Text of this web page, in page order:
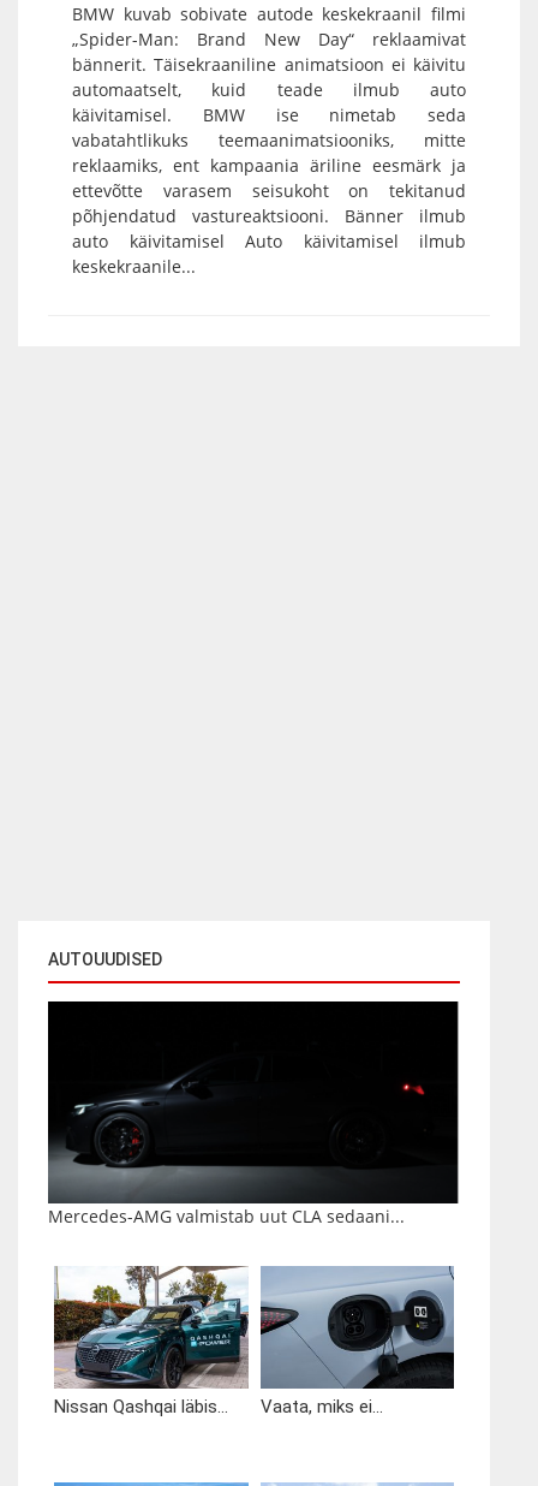
AUTOUUDISED
Mercedes-AMG valmistab uut CLA sedaani...
Nissan Qashqai läbis... Vaata, miks ei...
BMW kuvab sobivate autode keskekraanil filmi
„Spider-Man: Brand New Day“ reklaamivat
bännerit. Täisekraaniline animatsioon ei käivitu
automaatselt, kuid teade ilmub auto
käivitamisel. BMW ise nimetab seda
vabatahtlikuks teemaanimatsiooniks, mitte
reklaamiks, ent kampaania äriline eesmärk ja
ettevõtte varasem seisukoht on tekitanud
põhjendatud vastureaktsiooni. Bänner ilmub
auto käivitamisel Auto käivitamisel ilmub
keskekraanile...